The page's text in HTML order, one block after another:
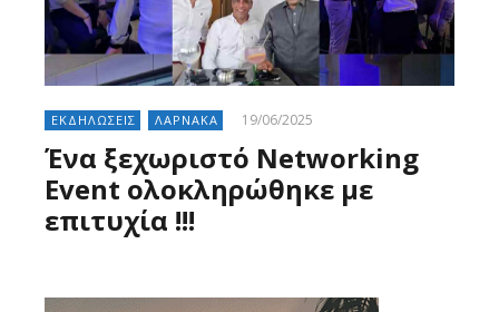
ΕΚΔΗΛΩΣΕΙΣ ΛΑΡΝΑΚΑ 19/06/2025
Ένα ξεχωριστό Networking
Event ολοκληρώθηκε με
επιτυχία !!!